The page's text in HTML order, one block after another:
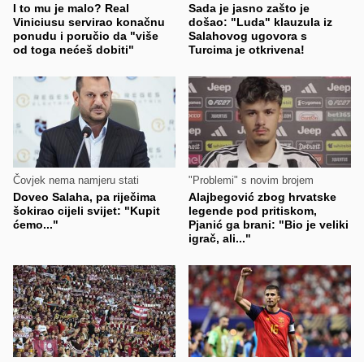
I to mu je malo? Real
Viniciusu servirao konačnu
ponudu i poručio da "više
od toga nećeš dobiti"
Sada je jasno zašto je
došao: "Luda" klauzula iz
Salahovog ugovora s
Turcima je otkrivena!
Čovjek nema namjeru stati
Doveo Salaha, pa riječima
šokirao cijeli svijet: "Kupit
ćemo..."
"Problemi" s novim brojem
Alajbegović zbog hrvatske
legende pod pritiskom,
Pjanić ga brani: "Bio je veliki
igrač, ali..."